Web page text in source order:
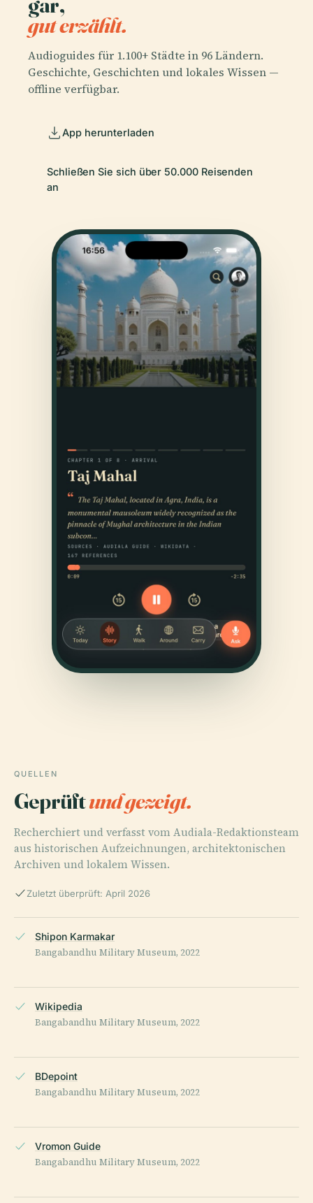
gut erzählt.
Audioguides für 1.100+ Städte in 96 Ländern.
Geschichte, Geschichten und lokales Wissen —
offline verfügbar.
App herunterladen
Schließen Sie sich über 50.000 Reisenden
an
QUELLEN
Geprüftund gezeigt.
Recherchiert und verfasst vom Audiala-Redaktionsteam
aus historischen Aufzeichnungen, architektonischen
Archiven und lokalem Wissen.
Zuletzt überprüft: April 2026
Shipon Karmakar
Bangabandhu Military Museum, 2022
Wikipedia
Bangabandhu Military Museum, 2022
BDepoint
Bangabandhu Military Museum, 2022
Vromon Guide
Bangabandhu Military Museum, 2022